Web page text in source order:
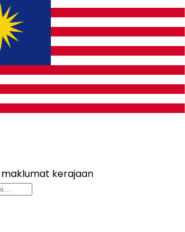
pembaharuan LDL/PDL/CDL,
13/3/2026
maklumat kerajaan